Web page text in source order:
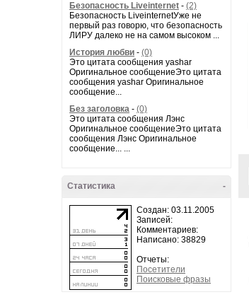
Безопасность Liveinternet - (2)
Безопасность LiveinternetУже не
первый раз говорю, что безопасность
ЛИРУ далеко не на самом высоком ...
История любви - (0)
Это цитата сообщения yashar
Оригинальное сообщениеЭто цитата
сообщения yashar Оригинальное
сообщение...
Без заголовка - (0)
Это цитата сообщения Лэнс
Оригинальное сообщениеЭто цитата
сообщения Лэнс Оригинальное
сообщение... ...
-
Статистика
Создан: 03.11.2005
Записей:
Комментариев:
Написано: 38829
Отчеты:
Посетители
Поисковые фразы